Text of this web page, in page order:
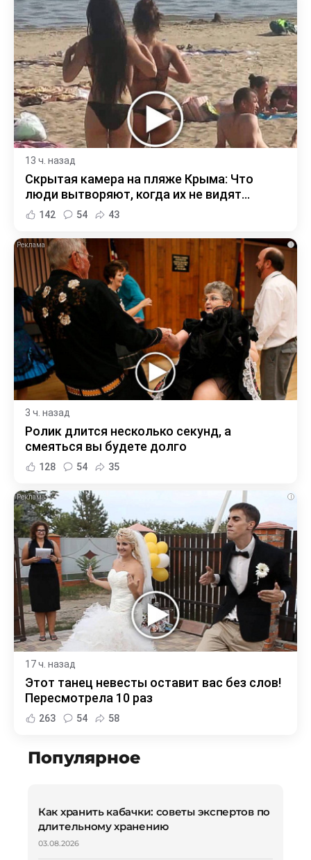
13 ч. назад
Скрытая камера на пляже Крыма: Что
люди вытворяют, когда их не видят...
142 54 43
i
3 ч. назад
Ролик длится несколько секунд, а
смеяться вы будете долго
128 54 35
i
17 ч. назад
Этот танец невесты оставит вас без слов!
Пересмотрела 10 раз
263 54 58
Популярное
Как хранить кабачки: советы экспертов по
длительному хранению
03.08.2026